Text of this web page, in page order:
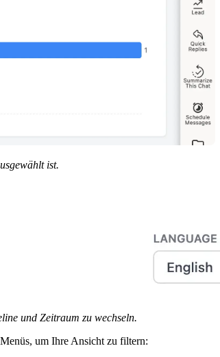
ist.
und Zeitraum zu wechseln.
um Ihre Ansicht zu filtern: